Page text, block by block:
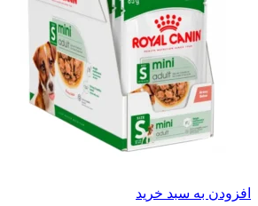
افزودن به سبد خرید